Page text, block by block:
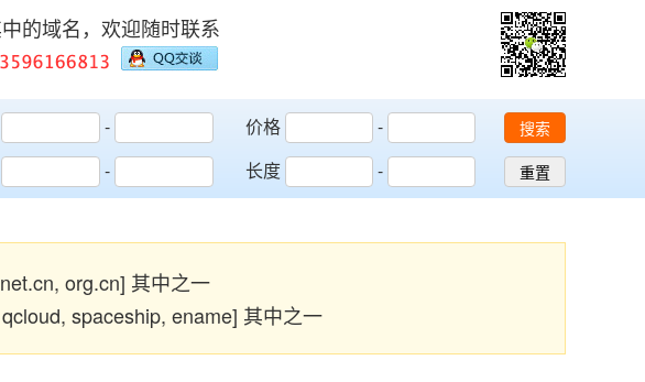
的域名，欢迎随时联系
-
-
价格
-
长度
-
搜索
重置
org.cn] 其中之一
spaceship, ename] 其中之一